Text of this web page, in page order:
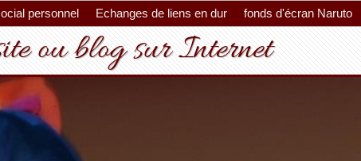
personnel Echanges de liens en dur fonds d'écran Naruto
ou blog sur Internet